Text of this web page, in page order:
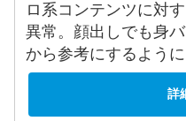
ロ系コンテンツに対
異常。顔出しでも身
から参考にするよう
詳